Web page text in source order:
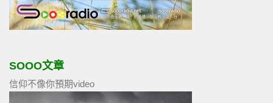
SOOO文章
信仰不像你預期video